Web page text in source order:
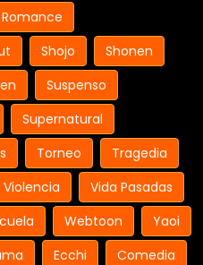
Romance
Shojo
Shonen
Suspenso
Supernatural
Torneo
Tragedia
Violencia
Vida Pasadas
Webtoon
Yaoi
Ecchi
Comedia